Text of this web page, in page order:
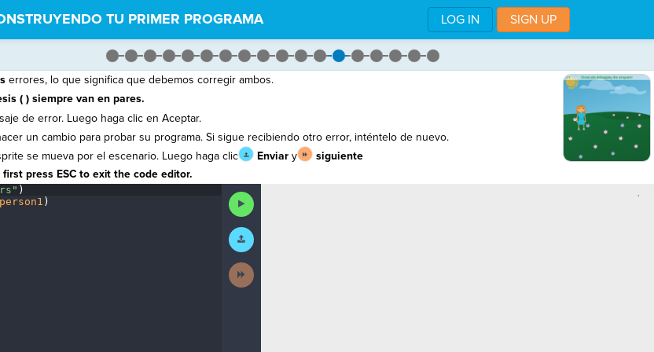
LOG IN SIGN UP
TU PRIMER PROGRAMA
errores, lo que significa que debemos corregir ambos.
( ) siempre van en pares.
de error. Luego haga clic en Aceptar.
un cambio para probar su programa. Si sigue recibiendo otro error, inténtelo de nuevo.
se mueva por el escenario. Luego haga clic
Enviary
siguiente
press ESC to exit the code editor.
)
person1 )
Run
Code
Submit
Work
Next
Activity
,